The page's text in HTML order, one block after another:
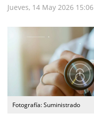
Jueves, 14 May 2026 15:06
Fotografía: Suministrado